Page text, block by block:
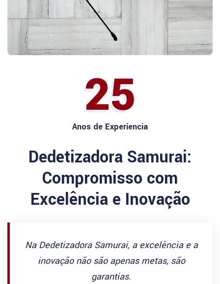
25
Anos de Experiencia
Dedetizadora Samurai:
Compromisso com
Excelência e Inovação
Na Dedetizadora Samurai, a excelência e a
inovação não são apenas metas, são
garantias.